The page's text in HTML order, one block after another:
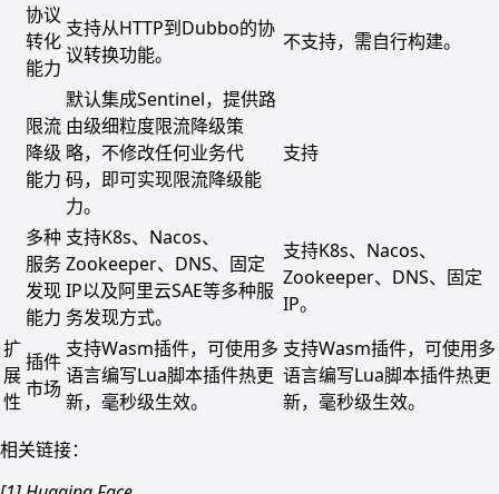
协议
转化
能力
支持从HTTP到Dubbo的协
议转换功能。
不支持，需自行构建。
限流
降级
能力
默认集成Sentinel，提供路
由级细粒度限流降级策
略，不修改任何业务代
码，即可实现限流降级能
力。
支持
多种
服务
发现
能力
支持K8s、Nacos、
Zookeeper、DNS、固定
IP以及阿里云SAE等多种服
务发现方式。
支持K8s、Nacos、
Zookeeper、DNS、固定
IP。
扩
展
性
插件
市场
支持Wasm插件，可使用多
语言编写Lua脚本插件热更
新，毫秒级生效。
支持Wasm插件，可使用多
语言编写Lua脚本插件热更
新，毫秒级生效。
相关链接：